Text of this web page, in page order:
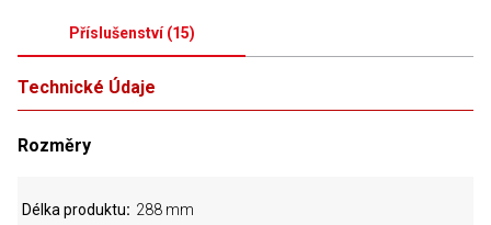
Příslušenství(15)
Technické Údaje
Rozměry
Délka produktu 288 mm